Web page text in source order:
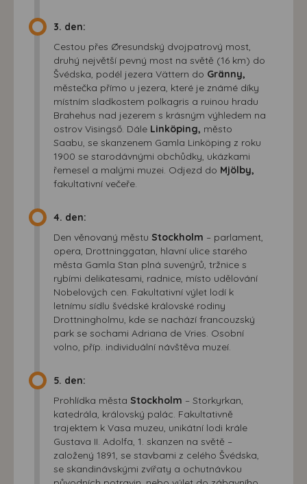
3. den:
Cestou přes Øresundský dvojpatrový most,
druhý největší pevný most na světě (16 km) do
Švédska, podél jezera Vättern do Gränny,
městečka přímo u jezera, které je známé díky
místním sladkostem polkagris a ruinou hradu
Brahehus nad jezerem s krásným výhledem na
ostrov Visingső. Dále Linköping, město
Saabu, se skanzenem Gamla Linköping z roku
1900 se starodávnými obchůdky, ukázkami
řemesel a malými muzei. Odjezd do Mjölby,
fakultativní večeře.
4. den:
Den věnovaný městu Stockholm – parlament,
opera, Drottninggatan, hlavní ulice starého
města Gamla Stan plná suvenýrů, tržnice s
rybími delikatesami, radnice, místo udělování
Nobelových cen. Fakultativní výlet lodí k
letnímu sídlu švédské královské rodiny
Drottningholmu, kde se nachází francouzský
park se sochami Adriana de Vries. Osobní
volno, příp. individuální návštěva muzeí.
5. den:
Prohlídka města Stockholm – Storkyrkan,
katedrála, královský palác. Fakultativně
trajektem k Vasa muzeu, unikátní lodi krále
Gustava II. Adolfa, 1. skanzen na světě –
založený 1891, se stavbami z celého Švédska,
se skandinávskými zvířaty a ochutnávkou